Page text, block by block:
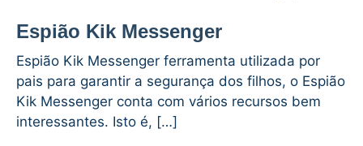
Espião Kik Messenger
Espião Kik Messenger ferramenta utilizada por
pais para garantir a segurança dos filhos, o Espião
Kik Messenger conta com vários recursos bem
interessantes. Isto é, […]